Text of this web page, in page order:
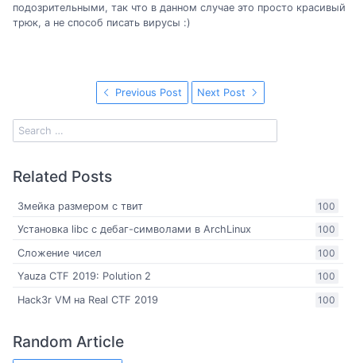
подозрительными, так что в данном случае это просто красивый
трюк, а не способ писать вирусы :)
Previous Post Next Post
Related Posts
100
Змейка размером с твит
100
Установка libc с дебаг-символами в ArchLinux
100
Сложение чисел
100
Yauza CTF 2019: Polution 2
100
Hack3r VM на Real CTF 2019
Random Article